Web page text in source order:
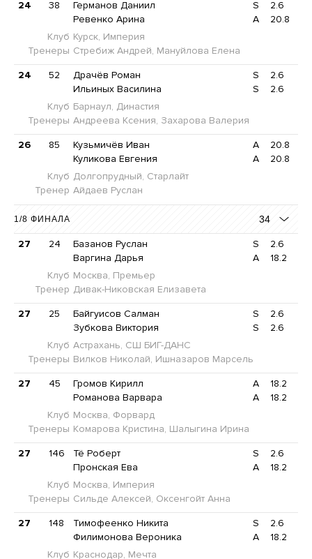
24 38 Германов Даниил S
2.6
Ревенко Арина
A
20.8
Клуб Курск, Империя
Тренеры Стребиж Андрей, Мануйлова Елена
24 52 Драчёв Роман S
2.6
Ильиных Василина
S
2.6
Клуб Барнаул, Династия
Тренеры Андреева Ксения, Захарова Валерия
26 85 Кузьмичёв Иван A
20.8
Куликова Евгения
A
20.8
Клуб Долгопрудный, Старлайт
Тренер Айдаев Руслан
1/8 ФИНАЛА 34
27 24 Базанов Руслан S
2.6
Варгина Дарья
A
18.2
Клуб Москва, Премьер
Тренер Дивак-Никовская Елизавета
27 25 Байгуисов Салман S
2.6
Зубкова Виктория
S
2.6
Клуб Астрахань, СШ БИГ-ДАНС
Тренеры Вилков Николай, Ишназаров Марсель
27 45 Громов Кирилл A
18.2
Романова Варвара
A
18.2
Клуб Москва, Форвард
Тренеры Комарова Кристина, Шалыгина Ирина
27 146 Тё Роберт S
2.6
Пронская Ева
A
18.2
Клуб Москва, Империя
Тренеры Сильде Алексей, Оксенгойт Анна
27 148 Тимофеенко Никита S
2.6
Филимонова Вероника
A
18.2
Клуб Краснодар, Мечта